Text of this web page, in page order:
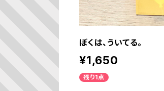
ぼくは、ういてる。
¥1,650
残り1点